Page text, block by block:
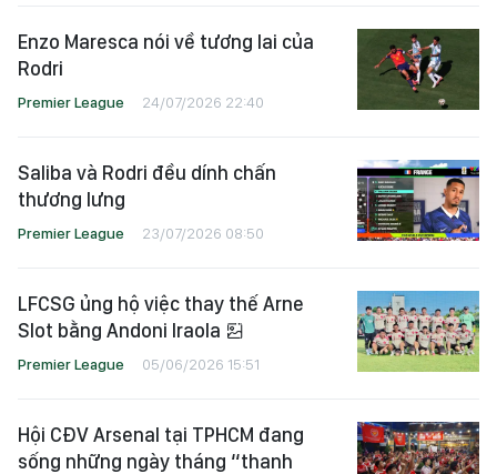
Enzo Maresca nói về tương lai của
Rodri
Premier League 24/07/2026 22:40
Saliba và Rodri đều dính chấn
thương lưng
Premier League 23/07/2026 08:50
LFCSG ủng hộ việc thay thế Arne
Slot bằng Andoni Iraola
Premier League 05/06/2026 15:51
Hội CĐV Arsenal tại TPHCM đang
sống những ngày tháng “thanh